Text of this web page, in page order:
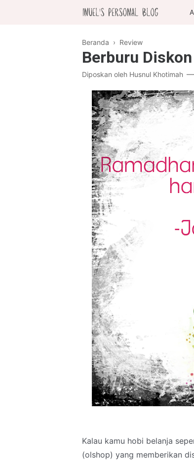
Beranda › Review
Berburu
Diposkan oleh Husnul Khotimah
Kalau kamu hobi belanja
(olshop) yang memberikan